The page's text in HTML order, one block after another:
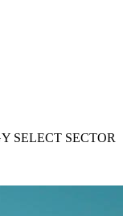
SELECT SECTOR